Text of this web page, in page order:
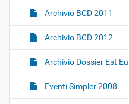
Archivio BCD 2011
Archivio BCD 2012
Archivio Dossier Est
Eventi Simpler 2008